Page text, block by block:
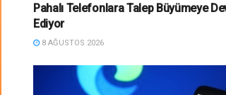
Pahalı Telefonlara Talep Büyümeye
Ediyor
8 AĞUSTOS 2026